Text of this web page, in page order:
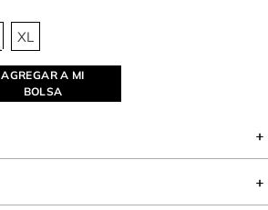
XL
AGREGAR A MI
BOLSA